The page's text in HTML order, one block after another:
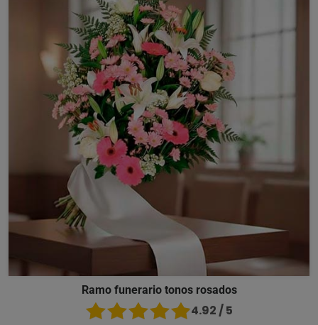
Ramo funerario tonos rosados
4.92 / 5